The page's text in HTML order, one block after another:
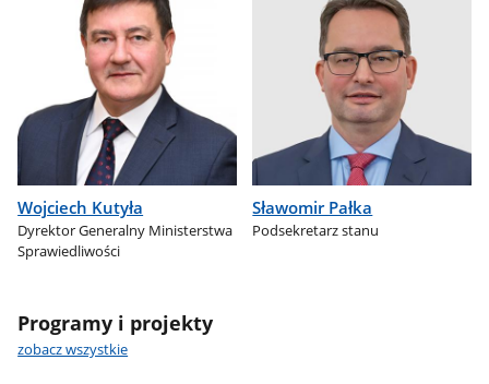
Wojciech Kutyła
Dyrektor Generalny Ministerstwa
Sprawiedliwości
Sławomir Pałka
Podsekretarz stanu
Programy i projekty
zobacz wszystkie